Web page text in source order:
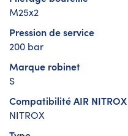
M25x2
Pression de service
200 bar
Marque robinet
S
Compatibilité AIR NITROX
NITROX